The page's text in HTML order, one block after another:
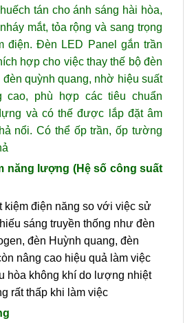
tán cho ánh sáng hài hòa,
mắt, tỏa rộng và sang trọng
điện. Đèn LED Panel gắn trần
hợp cho việc thay thế bộ đèn
đèn quỳnh quang, nhờ hiệu suất
cao, phù hợp các tiêu chuẩn
và có thế được lắp đặt âm
nổi. Có thể ốp trần, ốp tường
năng lượng (Hệ số công suất
kiệm điện năng so với việc sử
sáng truyền thống như đèn
đèn Huỳnh quang, đèn
nâng cao hiệu quả làm việc
hòa không khí do lượng nhiệt
rất thấp khi làm việc